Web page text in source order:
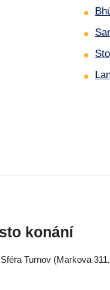
konání
Turnov (Markova